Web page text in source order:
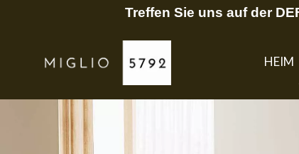
Treffen Sie uns auf der
HEIM